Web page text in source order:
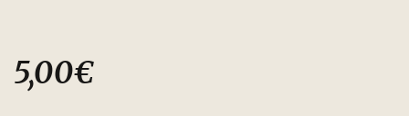
5,00€